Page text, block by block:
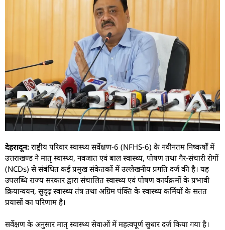
देहरादून: राष्ट्रीय परिवार स्वास्थ्य सर्वेक्षण-6 (NFHS-6) के नवीनतम निष्कर्षों में
उत्तराखण्ड ने मातृ स्वास्थ्य, नवजात एवं बाल स्वास्थ्य, पोषण तथा गैर-संचारी रोगों
(NCDs) से संबंधित कई प्रमुख संकेतकों में उल्लेखनीय प्रगति दर्ज की है। यह
उपलब्धि राज्य सरकार द्वारा संचालित स्वास्थ्य एवं पोषण कार्यक्रमों के प्रभावी
क्रियान्वयन, सुदृढ़ स्वास्थ्य तंत्र तथा अग्रिम पंक्ति के स्वास्थ्य कर्मियों के सतत
प्रयासों का परिणाम है।
सर्वेक्षण के अनुसार मातृ स्वास्थ्य सेवाओं में महत्वपूर्ण सुधार दर्ज किया गया है।